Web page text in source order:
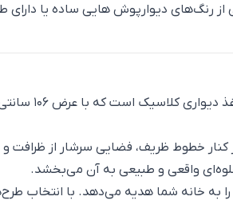
که با عرض 106 سانتی‌متر ارائه شده است.
خطوط ظریف، فضایی سرشار از ظرافت و
واقعی و طبیعی به آن می‌بخشد.